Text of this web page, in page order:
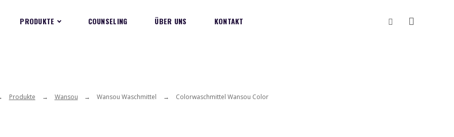
PRODUKTE COUNSELING ÜBER UNS KONTAKT Vyhledávání
Produkte Wansou Wansou Waschmittel Colorwaschmittel Wansou Color